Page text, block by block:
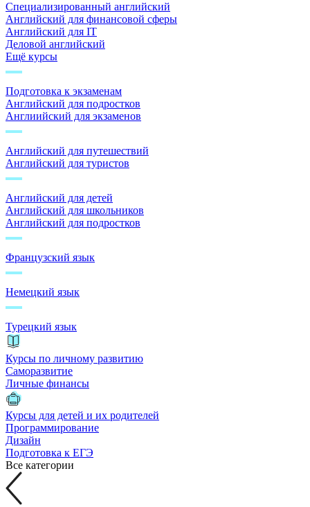
Специализированный английский
Английский для финансовой сферы
Английский для IT
Деловой английский
Ещё курсы
Подготовка к экзаменам
Английский для подростков
Англиийский для экзаменов
Английский для путешествий
Английский для туристов
Английский для детей
Английский для школьников
Английский для подростков
Французский язык
Немецкий язык
Турецкий язык
Курсы по личному развитию
Саморазвитие
Личные финансы
Курсы для детей и их родителей
Программирование
Дизайн
Подготовка к ЕГЭ
Все категории